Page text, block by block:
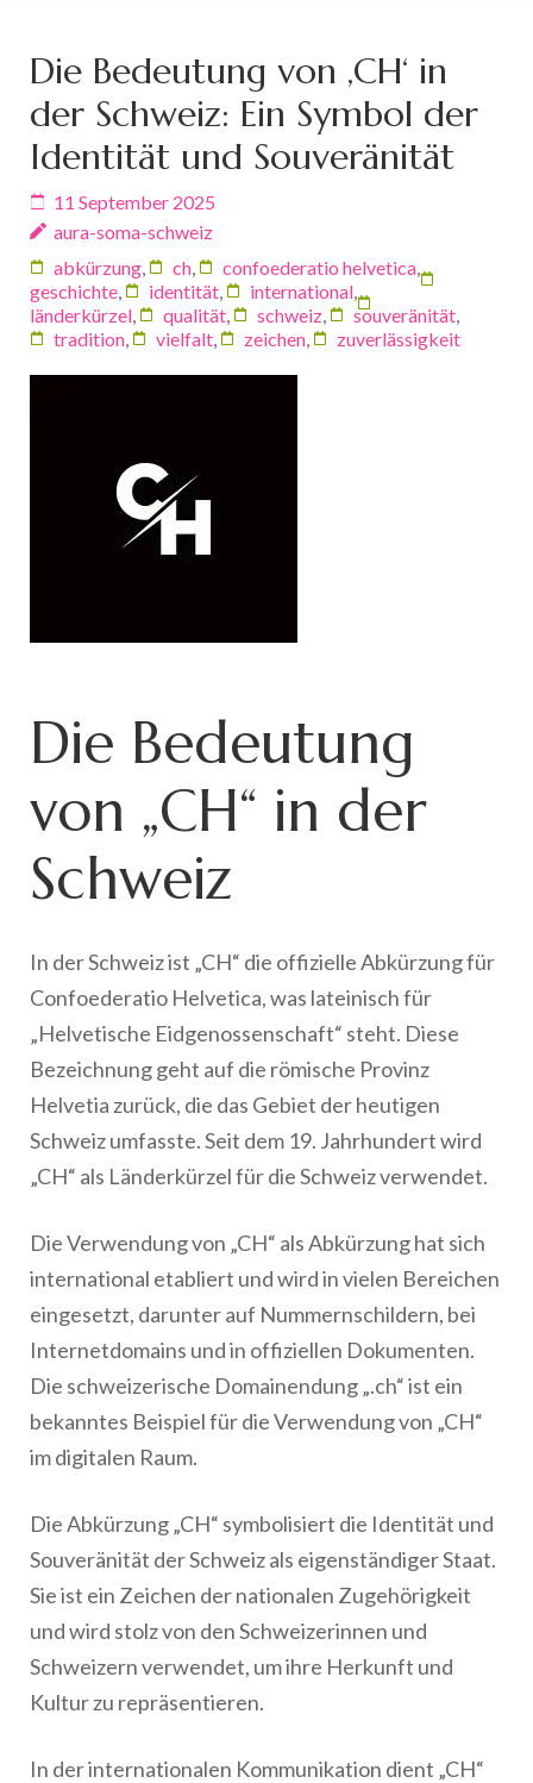
Die Bedeutung von ‚CH‘ in
der Schweiz: Ein Symbol der
Identität und Souveränität
11 September 2025
aura-soma-schweiz
abkürzung
ch confoederatio helvetica
geschichte
identität international
länderkürzel
qualität schweiz souveränität
tradition
vielfalt zeichen zuverlässigkeit
Die Bedeutung
von „CH“ in der
Schweiz
In der Schweiz ist „CH“ die offizielle Abkürzung für
Confoederatio Helvetica, was lateinisch für
„Helvetische Eidgenossenschaft“ steht. Diese
Bezeichnung geht auf die römische Provinz
Helvetia zurück, die das Gebiet der heutigen
Schweiz umfasste. Seit dem 19. Jahrhundert wird
„CH“ als Länderkürzel für die Schweiz verwendet.
Die Verwendung von „CH“ als Abkürzung hat sich
international etabliert und wird in vielen Bereichen
eingesetzt, darunter auf Nummernschildern, bei
Internetdomains und in offiziellen Dokumenten.
Die schweizerische Domainendung „.ch“ ist ein
bekanntes Beispiel für die Verwendung von „CH“
im digitalen Raum.
Die Abkürzung „CH“ symbolisiert die Identität und
Souveränität der Schweiz als eigenständiger Staat.
Sie ist ein Zeichen der nationalen Zugehörigkeit
und wird stolz von den Schweizerinnen und
Schweizern verwendet, um ihre Herkunft und
Kultur zu repräsentieren.
In der internationalen Kommunikation dient „CH“